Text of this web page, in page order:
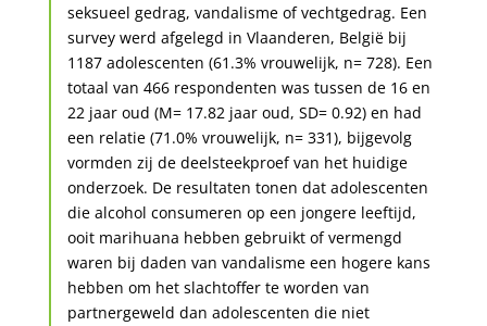
seksueel gedrag, vandalisme of vechtgedrag. Een
survey werd afgelegd in Vlaanderen, België bij
1187 adolescenten (61.3% vrouwelijk, n= 728). Een
totaal van 466 respondenten was tussen de 16 en
22 jaar oud (M= 17.82 jaar oud, SD= 0.92) en had
een relatie (71.0% vrouwelijk, n= 331), bijgevolg
vormden zij de deelsteekproef van het huidige
onderzoek. De resultaten tonen dat adolescenten
die alcohol consumeren op een jongere leeftijd,
ooit marihuana hebben gebruikt of vermengd
waren bij daden van vandalisme een hogere kans
hebben om het slachtoffer te worden van
partnergeweld dan adolescenten die niet